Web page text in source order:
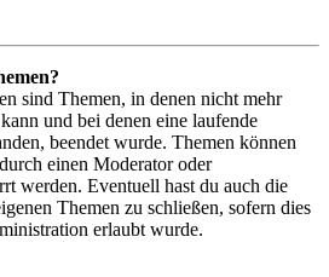
sind Themen, in denen nicht mehr
und bei denen eine laufende
beendet wurde. Themen können
einen Moderator oder
werden. Eventuell hast du auch die
Themen zu schließen, sofern dies
erlaubt wurde.